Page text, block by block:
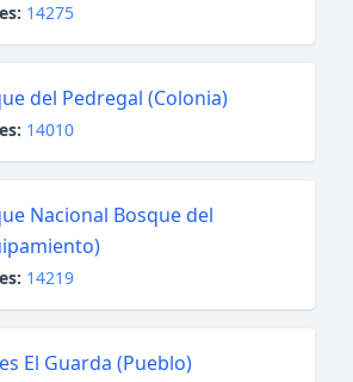
14275
del Pedregal (Colonia)
14010
Nacional Bosque del
14219
El Guarda (Pueblo)